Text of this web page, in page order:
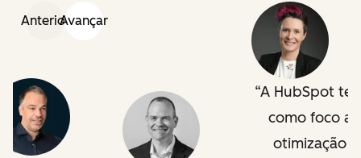
AnteriorAvançar
A HubSpot
como foco a
otimização